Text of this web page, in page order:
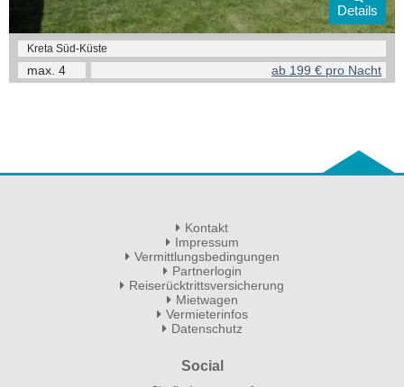
Kreta Süd-Küste
max. 4 ab 199 € pro Nacht
Details
Kontakt
Impressum
Vermittlungsbedingungen
Partnerlogin
Reiserücktrittsversicherung
Mietwagen
Vermieterinfos
Datenschutz
Social